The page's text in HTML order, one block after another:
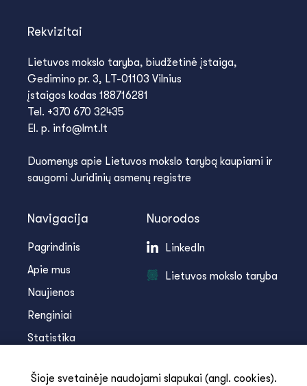
Rekvizitai
Lietuvos mokslo taryba, biudžetinė įstaiga,
Gedimino pr. 3, LT-01103 Vilnius
įstaigos kodas 188716281
Tel. +370 670 32435
El. p. info@lmt.lt
Duomenys apie Lietuvos mokslo tarybą kaupiami ir
saugomi Juridinių asmenų registre
Navigacija
Pagrindinis
Apie mus
Naujienos
Renginiai
Statistika
Kontaktai
Nuorodos
LinkedIn
Lietuvos mokslo taryba
Šioje svetainėje naudojami slapukai (angl. cookies).